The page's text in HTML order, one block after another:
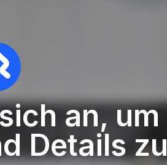
an, um
Details zu